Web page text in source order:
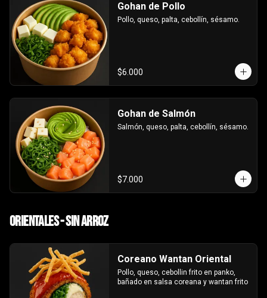
Gohan de Pollo
Pollo, queso, palta, cebollín, sésamo.
$6.000
Gohan de Salmón
Salmón, queso, palta, cebollín, sésamo.
$7.000
Orientales - sin arroz
Coreano Wantan Oriental
Pollo, queso, cebollin frito en panko,
bañado en salsa coreana y wantan frito